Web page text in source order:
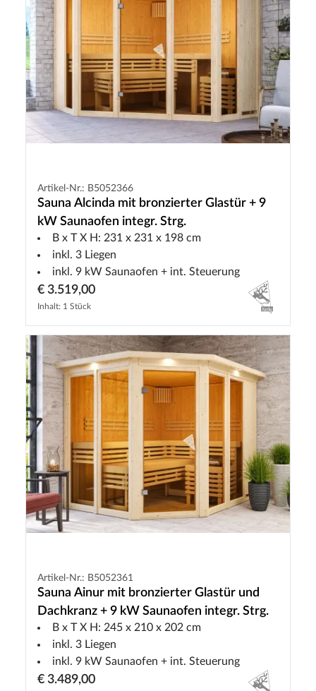
Artikel-Nr.: B5052366
Sauna Alcinda mit bronzierter Glastür + 9
kW Saunaofen integr. Strg.
B x T X H: 231 x 231 x 198 cm
inkl. 3 Liegen
inkl. 9 kW Saunaofen + int. Steuerung
€ 3.519,00
Inhalt: 1 Stück
Artikel-Nr.: B5052361
Sauna Ainur mit bronzierter Glastür und
Dachkranz + 9 kW Saunaofen integr. Strg.
B x T X H: 245 x 210 x 202 cm
inkl. 3 Liegen
inkl. 9 kW Saunaofen + int. Steuerung
€ 3.489,00